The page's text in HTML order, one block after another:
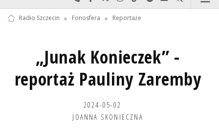
Radio Szczecin » Fonosfera » Reportaże
„Junak Konieczek” -
reportaż Pauliny Zaremby
2024-05-02
JOANNA SKONIECZNA